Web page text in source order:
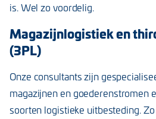
is. Wel zo voordelig.
Magazijnlogistiek en
(3PL)
Onze consultants zijn
magazijnen en goederenstromen
soorten logistieke uitbesteding.